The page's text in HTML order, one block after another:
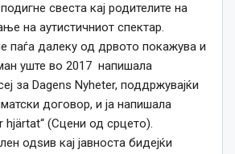
свеста кај родителите на
на аутистичниот спектар.
паѓа далеку од дрвото покажува и
уште во 2017 напишала
за Dagens Nyheter, поддржувајќи
договор, и ја напишала
hjärtat“ (Сцени од срцето).
одѕив кај јавноста бидејќи